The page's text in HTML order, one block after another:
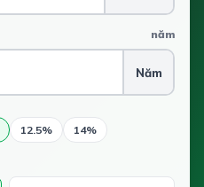
năm
Năm
12.5% 14%